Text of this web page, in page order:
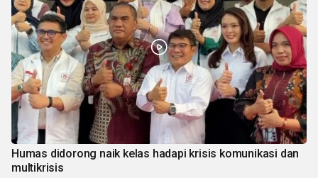
Humas didorong naik kelas hadapi krisis komunikasi dan
multikrisis